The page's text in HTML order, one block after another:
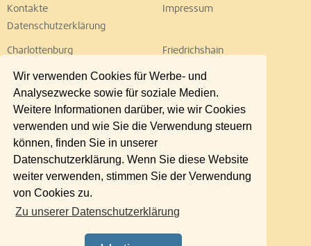
Wir verwenden Cookies für Werbe- und
Analysezwecke sowie für soziale Medien.
Weitere Informationen darüber, wie wir Cookies
verwenden und wie Sie die Verwendung steuern
können, finden Sie in unserer
Datenschutzerklärung. Wenn Sie diese Website
weiter verwenden, stimmen Sie der Verwendung
von Cookies zu.
Zu unserer Datenschutzerklärung
Kontakte
Impressum
Datenschutzerklärung
Charlottenburg
Friedrichshain
Lichtenberg
Marzahn
Neukölln
Pankow
Reinickendorf
Schöneberg
Spandau
Steglitz
Tempelhof
Treptow
Umland Ost